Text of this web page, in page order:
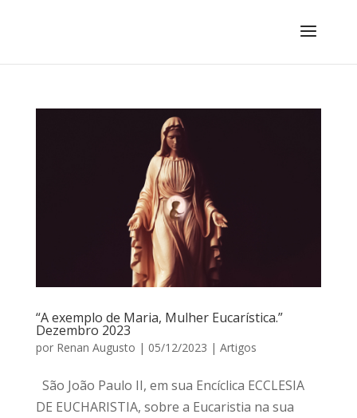
“A exemplo de Maria, Mulher Eucarística.”
Dezembro 2023
por Renan Augusto | 05/12/2023 | Artigos
São João Paulo II, em sua Encíclica ECCLESIA
DE EUCHARISTIA, sobre a Eucaristia na sua